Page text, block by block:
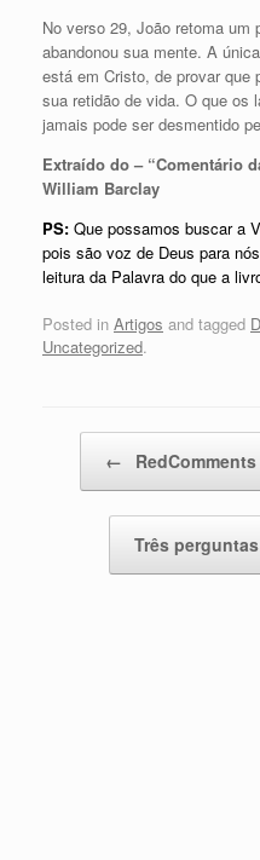
No verso 29, João retoma um
abandonou sua mente. A
está em Cristo, de provar que
sua retidão de vida. O que os
jamais pode ser desmentido
Extraído do – “Comentário
William Barclay
PS: Que possamos buscar a
pois são voz de Deus para
leitura da Palavra do que a
Posted in Artigos and tagged
Uncategorized.
←
Três